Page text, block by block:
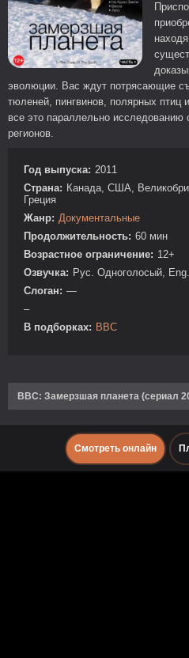
эволюции. Вас ждут потрясающие
тюленей, пингвинов, полярных птиц
все это параллельно
регионов.
Год выпуска: 2011
Страна: Канада, США,
Греция
Жанр: Документальные
Продолжительность: 60 мин
Возрастное ограничение: 12+
Озвучка: Рус. Одноголосый,
Слоган: —
–
В подборках: BBC
BBC: Замерзшая планета (сериал
Смотреть онлайн